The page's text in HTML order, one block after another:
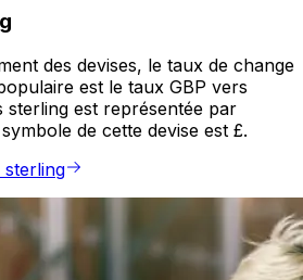
des devises, le taux de change
est le taux GBP vers
sterling est représentée par
de cette devise est £.